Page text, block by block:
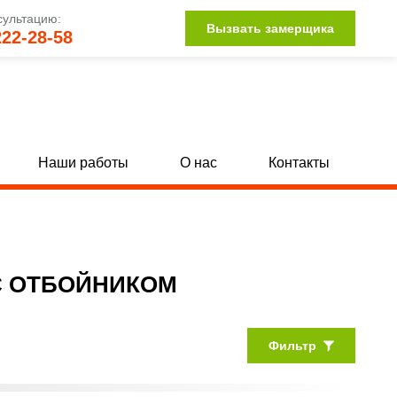
28-58 Вызвать замерщика
Наши работы О нас Контакты
ОТБОЙНИКОМ
Фильтр